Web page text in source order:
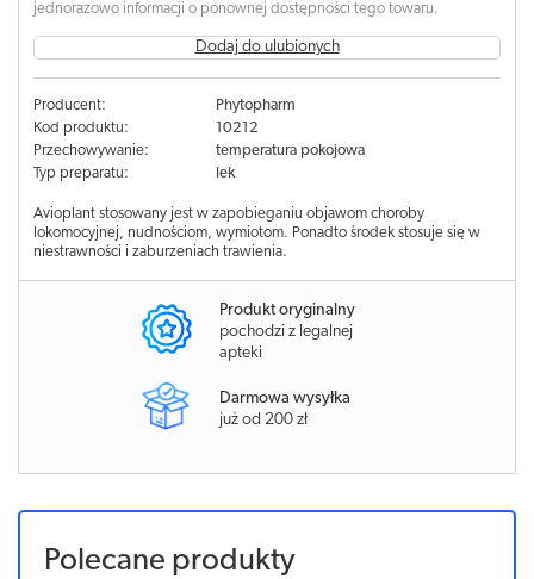
jednorazowo informacji o ponownej dostępności tego towaru.
Dodaj do ulubionych
Producent:
Phytopharm
Kod produktu:
10212
Przechowywanie:
temperatura pokojowa
Typ preparatu:
lek
Avioplant stosowany jest w zapobieganiu objawom choroby
lokomocyjnej, nudnościom, wymiotom. Ponadto środek stosuje się w
niestrawności i zaburzeniach trawienia.
Produkt oryginalny
pochodzi z legalnej
apteki
Darmowa wysyłka
już od 200 zł
Polecane produkty